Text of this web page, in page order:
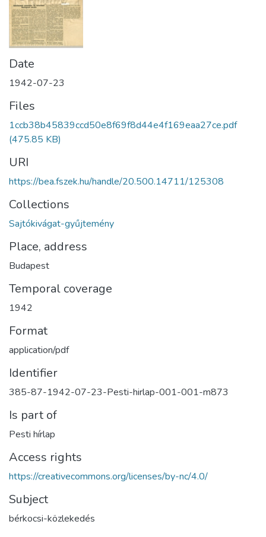
Date
1942-07-23
Files
1ccb38b45839ccd50e8f69f8d44e4f169eaa27ce.pdf
(475.85 KB)
URI
https://bea.fszek.hu/handle/20.500.14711/125308
Collections
Sajtókivágat-gyűjtemény
Place, address
Budapest
Temporal coverage
1942
Format
application/pdf
Identifier
385-87-1942-07-23-Pesti-hirlap-001-001-m873
Is part of
Pesti hírlap
Access rights
https://creativecommons.org/licenses/by-nc/4.0/
Subject
bérkocsi-közlekedés